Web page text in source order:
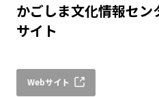
かごしま文化情報セ
サイト
Webサイト